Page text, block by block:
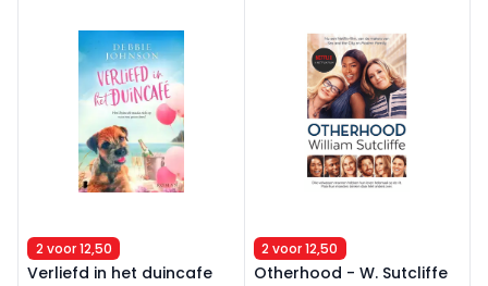
2 voor 12,50
Verliefd in het duincafe
2 voor 12,50
Otherhood - W. Sutcliffe